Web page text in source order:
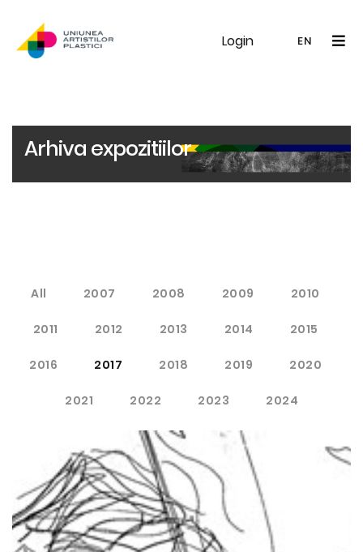
Login EN
UAP Galerie Noutăți
Arhiva expozitiilor
All 2007 2008 2009 2010
2011 2012 2013 2014 2015
2016 2017 2018 2019 2020
2021 2022 2023 2024